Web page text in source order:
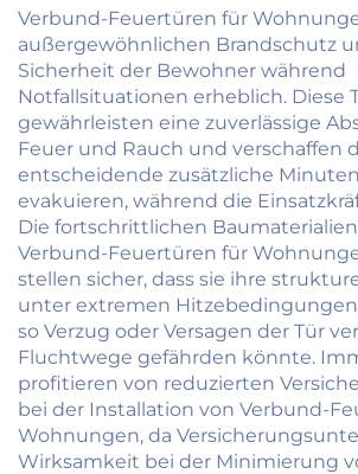
Verbund-Feuertüren für
außergewöhnlichen Brandschutz
Sicherheit der Bewohner während
Notfallsituationen erheblich. Diese
gewährleisten eine zuverlässige
Feuer und Rauch und verschaffen
entscheidende zusätzliche
evakuieren, während die
Die fortschrittlichen
Verbund-Feuertüren für
stellen sicher, dass sie ihre
unter extremen
so Verzug oder Versagen der Tür
Fluchtwege gefährden könnte.
profitieren von reduzierten
bei der Installation von Verbund-
Wohnungen, da
Wirksamkeit bei der Minimierung